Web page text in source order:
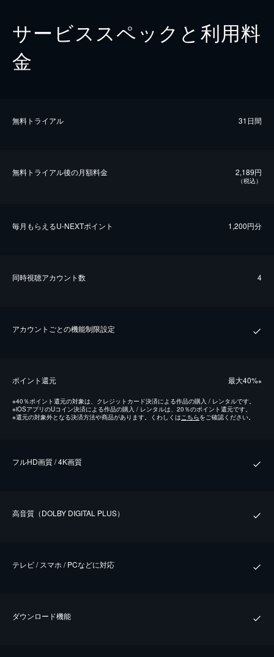
サービススペックと利用料
金
無料トライアル 31日間
無料トライアル後の⽉額料金 2,189円
（税込）
毎⽉もらえるU-NEXTポイント 1,200円分
同時視聴アカウント数 4
アカウントごとの機能制限設定
ポイント還元 最⼤40%※
※40％ポイント還元の対象は、クレジットカード決済による作品の購入 / レンタルです。
※iOSアプリのUコイン決済による作品の購入 / レンタルは、20％のポイント還元です。
※還元の対象外となる決済方法や商品があります。くわしくはこちらをご確認ください。
フルHD画質 / 4K画質
⾼⾳質（DOLBY DIGITAL PLUS）
テレビ / スマホ / PCなどに対応
ダウンロード機能